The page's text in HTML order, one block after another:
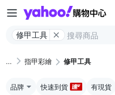
修甲工具
指甲彩繪 修甲工具
品牌 快速到貨 有現貨